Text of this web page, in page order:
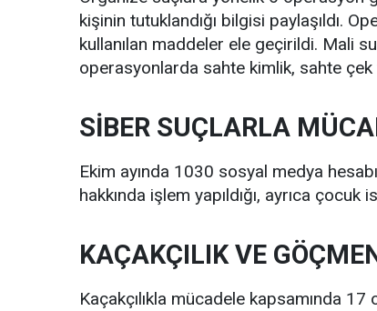
kişinin tutuklandığı bilgisi paylaşıldı.
kullanılan maddeler ele geçirildi. Mali
operasyonlarda sahte kimlik, sahte
SİBER SUÇLARLA
Ekim ayında 1030 sosyal medya
hakkında işlem yapıldığı, ayrıca
KAÇAKÇILIK VE
Kaçakçılıkla mücadele kapsamında 17